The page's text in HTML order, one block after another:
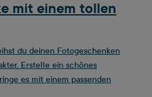
mit einem tollen
du deinen Fotogeschenken
Erstelle ein schönes
es mit einem passenden